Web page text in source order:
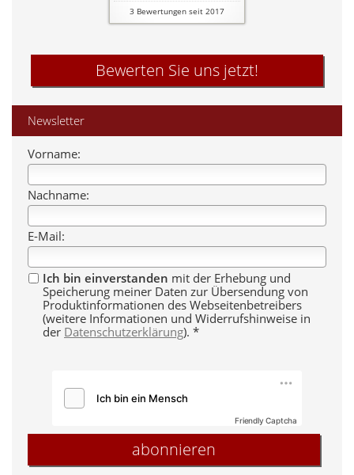
3 Bewertungen seit 2017
Bewerten Sie uns jetzt!
Newsletter
Vorname:
Nachname:
E-Mail:
Ich bin einverstanden mit der Erhebung und
Speicherung meiner Daten zur Übersendung von
Produktinformationen des Webseitenbetreibers
(weitere Informationen und Widerrufshinweise in
der Datenschutzerklärung). *
Friendly Captcha